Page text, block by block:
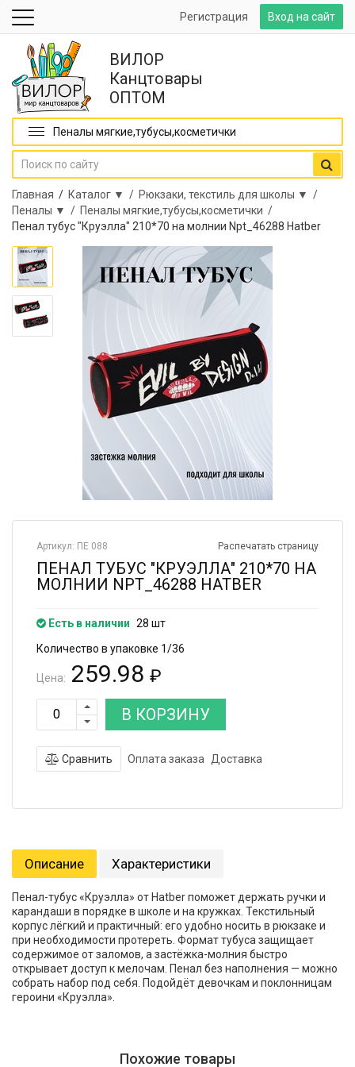
Вход на сайт
Регистрация
ВИЛОР
Канцтовары
ОПТОМ
Пеналы мягкие,тубусы,косметички
Главная / Каталог ▼ / Рюкзаки, текстиль для школы ▼ /
Пеналы ▼ / Пеналы мягкие,тубусы,косметички /
Пенал тубус "Круэлла" 210*70 на молнии Npt_46288 Hatber
Распечатать страницу
Артикул: ПЕ 088
ПЕНАЛ ТУБУС "КРУЭЛЛА" 210*70 НА
МОЛНИИ NPT_46288 HATBER
Есть в наличии 28 шт
Количество в упаковке 1/36
Цена: 259.98 ₽
В КОРЗИНУ
Сравнить Оплата заказа Доставка
Описание Характеристики
Пенал-тубус «Круэлла» от Hatber поможет держать ручки и
карандаши в порядке в школе и на кружках. Текстильный
корпус лёгкий и практичный: его удобно носить в рюкзаке и
при необходимости протереть. Формат тубуса защищает
содержимое от заломов, а застёжка-молния быстро
открывает доступ к мелочам. Пенал без наполнения — можно
собрать набор под себя. Подойдёт девочкам и поклонницам
героини «Круэлла».
Похожие товары